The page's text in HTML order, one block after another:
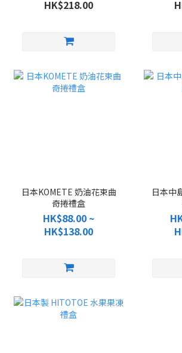
HK$218.00
日本KOMETE 奶油花束曲
奇捲禮盒
HK$88.00 ~
HK$138.00
日本中